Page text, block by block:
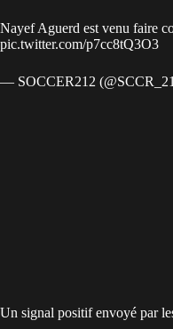
Nayef Aguerd est venu faire
pic.twitter.com/p7cc8tQ3O3
— SOCCER212
Un signal positif envoyé par